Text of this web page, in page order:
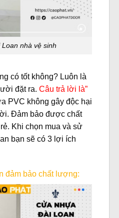
nhà vệ sinh
có tốt không? Luôn là
đặt ra. Câu trả lời là”
PVC không gây độc hại
Đảm bảo được chất
Khi chọn mua và sử
bạn sẽ có 3 lợi ích
đảm bảo chất lượng: